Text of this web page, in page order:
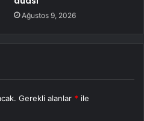
Ağustos 9, 2026
Gerekli alanlar * ile